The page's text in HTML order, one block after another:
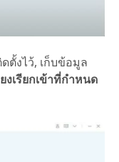
ตั้งไว้, เก็บข้อมูล
งเรียกเข้าที่กำหนด